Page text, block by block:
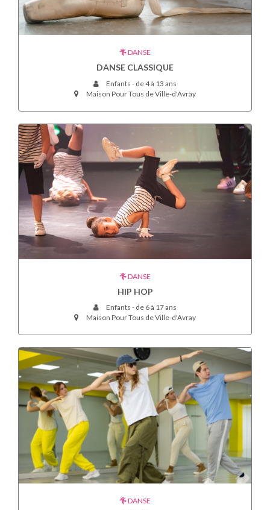
DANSE
DANSE CLASSIQUE
Enfants - de 4 à 13 ans
Maison Pour Tous de Ville-d'Avray
DANSE
HIP HOP
Enfants - de 6 à 17 ans
Maison Pour Tous de Ville-d'Avray
DANSE